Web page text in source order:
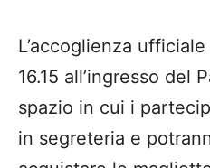
L’accoglienza
16.15 all’ingresso del
spazio in cui i
in segreteria e